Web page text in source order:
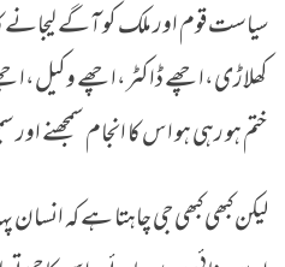
سیاست قوم اور ملک کو آگے
کھلاڑی،اچھے ڈاکٹر،اچھے
ختم ہو رہی ہو اس کا انجام سمجھنے
لیکن کبھی کبھی جی چاہتا ہے کہ